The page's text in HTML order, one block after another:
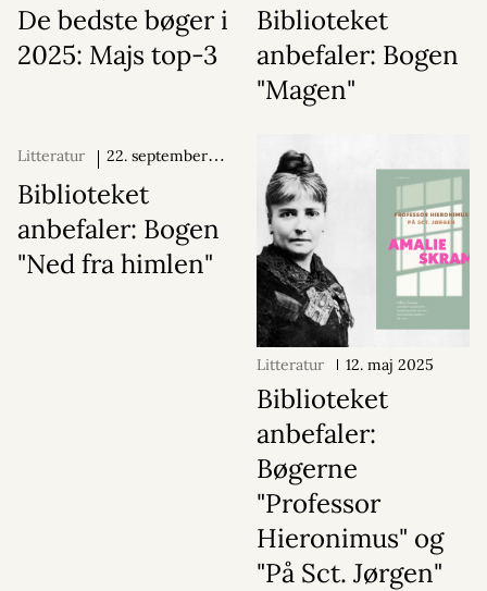
2025
De bedste bøger i
2025: Majs top-3
Biblioteket
anbefaler: Bogen
"Magen"
Litteratur
22. september
2025
Biblioteket
anbefaler: Bogen
"Ned fra himlen"
Litteratur 12. maj 2025
Biblioteket
anbefaler:
Bøgerne
"Professor
Hieronimus" og
"På Sct. Jørgen"